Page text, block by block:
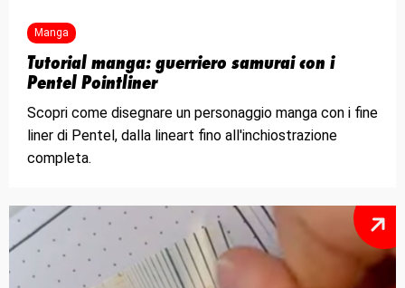
Manga
Tutorial manga: guerriero samurai con i
Pentel Pointliner
Scopri come disegnare un personaggio manga con i fine
liner di Pentel, dalla lineart fino all'inchiostrazione
completa.